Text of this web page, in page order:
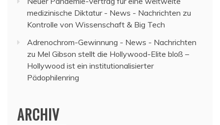
medizinische Diktatur - News - Nachrichten zu
Kontrolle von Wissenschaft & Big Tech
Adrenochrom-Gewinnung - News - Nachrichten
zu Mel Gibson stellt die Hollywood-Elite bloß –
Hollywood ist ein institutionalisierter
Pädophilenring
ARCHIV